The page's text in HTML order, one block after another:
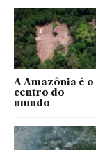
A Amazônia é o
centro do
mundo